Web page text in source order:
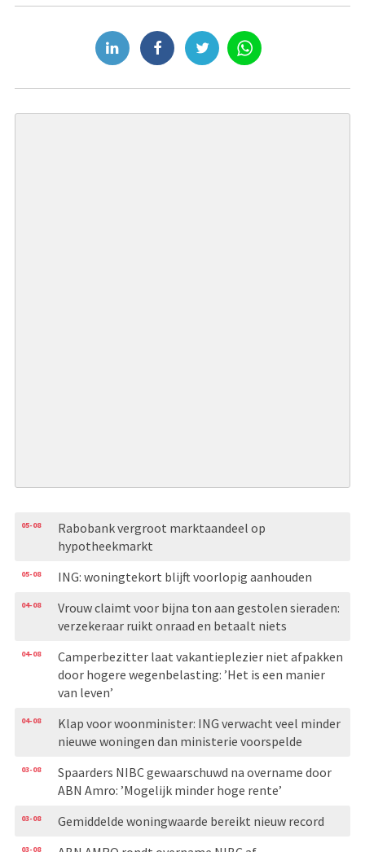
05-08
Rabobank vergroot marktaandeel op
hypotheekmarkt
05-08 ING: woningtekort blijft voorlopig aanhouden
04-08
Vrouw claimt voor bijna ton aan gestolen sieraden:
verzekeraar ruikt onraad en betaalt niets
04-08
Camperbezitter laat vakantieplezier niet afpakken
door hogere wegenbelasting: ’Het is een manier
van leven’
04-08
Klap voor woonminister: ING verwacht veel minder
nieuwe woningen dan ministerie voorspelde
03-08
Spaarders NIBC gewaarschuwd na overname door
ABN Amro: ’Mogelijk minder hoge rente’
03-08 Gemiddelde woningwaarde bereikt nieuw record
03-08